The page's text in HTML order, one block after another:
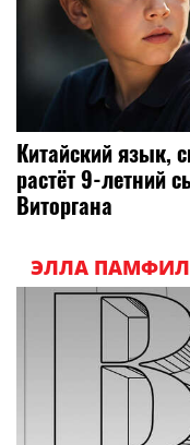
Китайский язык,
растёт 9-летний
Виторгана
ЭЛЛА